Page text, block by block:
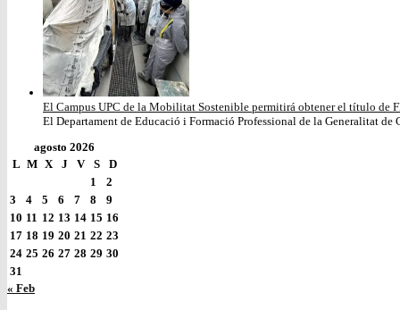
El Campus UPC de la Mobilitat Sostenible permitirá obtener el título de
El Departament de Educació i Formació Professional de la Generalitat
agosto 2026
L M X J V S
D
1
2
3
4 5 6 7 8
9
10 11 12 13 14 15 16
17 18 19 20 21 22 23
24 25 26 27 28 29 30
31
« Feb